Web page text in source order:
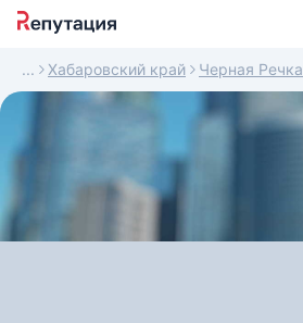
Хабаровский край Черная Речка